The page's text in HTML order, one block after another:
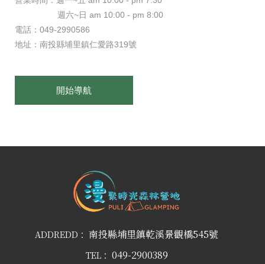
週六~日 am 10:00 - pm 8:00
電話：049-2990586
地址：南投縣埔里鎮仁愛路319號
開始導航
ADDREDD： 南投縣埔里鎮乾溪景觀橋545號
TEL： 049-2900389